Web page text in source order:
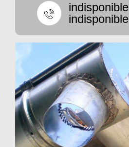
indisponible
indisponible